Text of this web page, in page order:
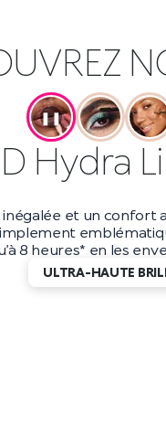
❚❚
Mod
jusqu’à 200 %*
Avec une tenue
petit et précis,
longs qui durent
DES CILS EFFET